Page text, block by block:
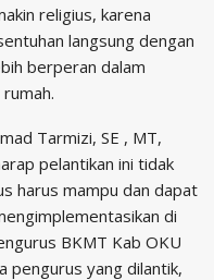
religius, karena
langsung dengan
berperan dalam
Tarmizi, SE , MT,
pelantikan ini tidak
harus mampu dan dapat
di
BKMT Kab OKU
pengurus yang dilantik,